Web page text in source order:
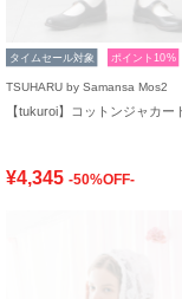
タイムセール対象 ポイント10%
TSUHARU by Samansa Mos2
¥4,345 -50%OFF-